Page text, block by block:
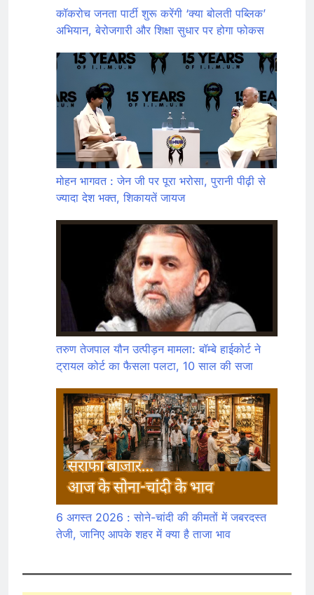
कॉकरोच जनता पार्टी शुरू करेंगी ‘क्या बोलती पब्लिक’
अभियान, बेरोजगारी और शिक्षा सुधार पर होगा फोकस
मोहन भागवत : जेन जी पर पूरा भरोसा, पुरानी पीढ़ी से
ज्यादा देश भक्त, शिकायतें जायज
तरुण तेजपाल यौन उत्पीड़न मामला: बॉम्बे हाईकोर्ट ने
ट्रायल कोर्ट का फैसला पलटा, 10 साल की सजा
6 अगस्त 2026 : सोने-चांदी की कीमतों में जबरदस्त
तेजी, जानिए आपके शहर में क्या है ताजा भाव